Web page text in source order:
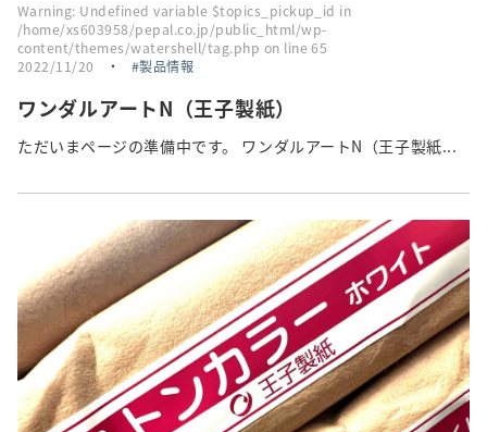
Warning: Undefined variable $topics_pickup_id in
/home/xs603958/pepal.co.jp/public_html/wp-
content/themes/watershell/tag.php on line65
2022/11/20
・ 製品情報
ワンダルアートN（王子製紙）
ただいまページの準備中です。 ワンダルアートN（王子製紙...